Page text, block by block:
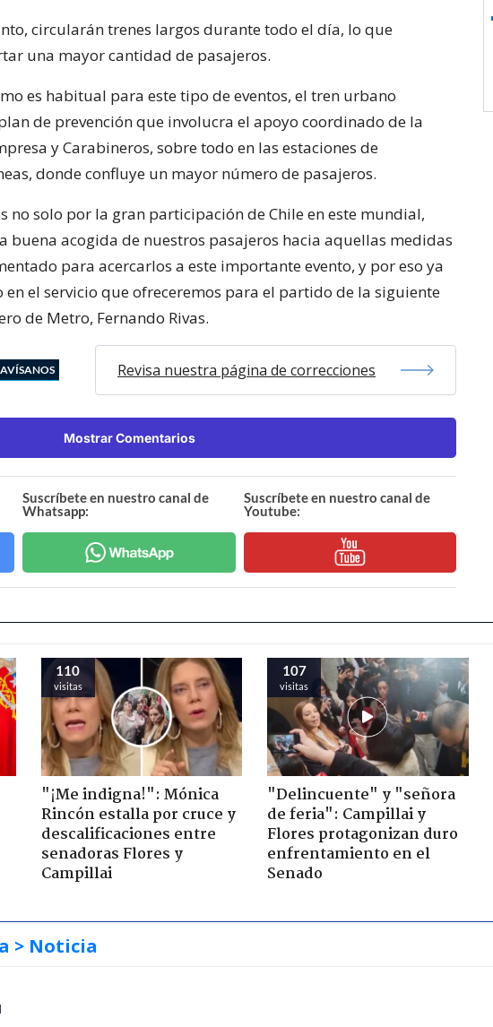
circularán trenes largos durante todo el día, lo que
una mayor cantidad de pasajeros.
es habitual para este tipo de eventos, el tren urbano
de prevención que involucra el apoyo coordinado de la
y Carabineros, sobre todo en las estaciones de
donde confluye un mayor número de pasajeros.
no solo por la gran participación de Chile en este mundial,
buena acogida de nuestros pasajeros hacia aquellas medidas
para acercarlos a este importante evento, y por eso ya
en el servicio que ofreceremos para el partido de la siguiente
de Metro, Fernando Rivas.
AVÍSANOS Revisa nuestra página de correcciones
Mostrar Comentarios
Suscríbete en nuestro canal de
Whatsapp:
Suscríbete en nuestro canal de
Youtube:
110
visitas
"¡Me indigna!": Mónica
Rincón estalla por cruce y
descalificaciones entre
senadoras Flores y
Campillai
107
visitas
"Delincuente" y "señora
de feria": Campillai y
Flores protagonizan duro
enfrentamiento en el
Senado
> Noticia